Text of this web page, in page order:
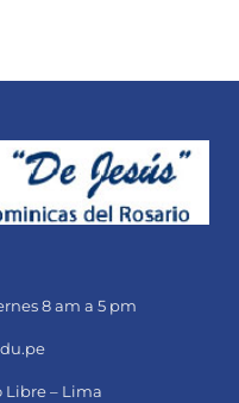
8 am a 5 pm
Libre – Lima